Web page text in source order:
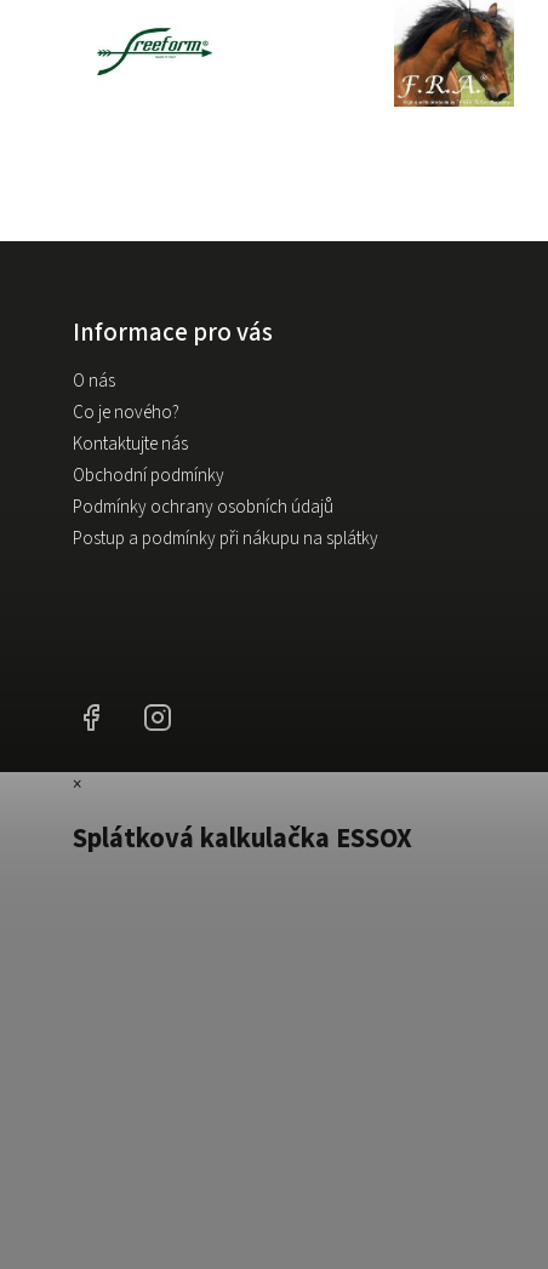
Informace pro vás
O nás
Co je nového?
Kontaktujte nás
Obchodní podmínky
Podmínky ochrany osobních údajů
Postup a podmínky při nákupu na splátky
Facebook
×
Splátková kalkulačka ESSOX